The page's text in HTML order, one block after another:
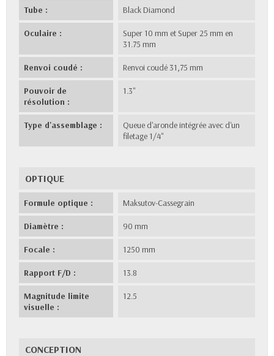
Tube : Black Diamond
Oculaire :
Super 10 mm et Super 25 mm en
31.75 mm
Renvoi coudé : Renvoi coudé 31,75 mm
Pouvoir de
résolution :
1.3"
Type d'assemblage :
Queue d'aronde intégrée avec d'un
filetage 1/4"
OPTIQUE
Formule optique : Maksutov-Cassegrain
Diamètre : 90 mm
Focale : 1250 mm
Rapport F/D : 13.8
Magnitude limite
visuelle :
12.5
CONCEPTION